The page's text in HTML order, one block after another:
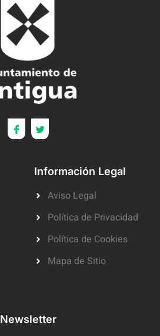
Información Legal
Aviso Legal
Política de Privacidad
Política de Cookies
Mapa de Sitio
Newsletter